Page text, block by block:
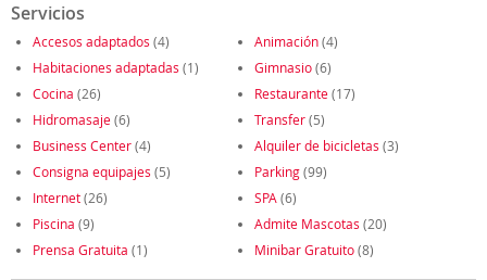
Servicios
Accesos adaptados (4) Animación(4)
Habitaciones adaptadas (1) Gimnasio(6)
Cocina (26) Restaurante(17)
Hidromasaje(6) Transfer(5)
Business Center(4) Alquiler de bicicletas (3)
Consigna equipajes (5) Parking(99)
Internet(26) SPA (6)
Piscina (9) Admite Mascotas (20)
Prensa Gratuita (1) Minibar Gratuito(8)